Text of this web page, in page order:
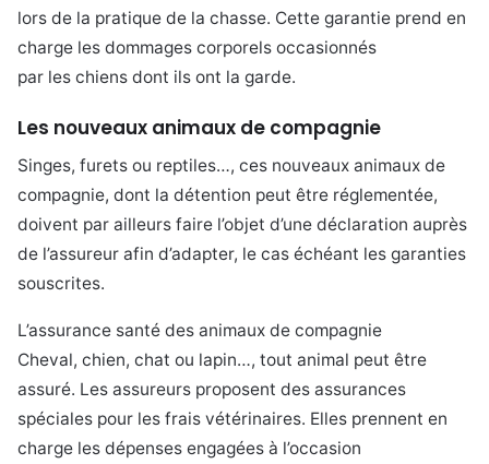
lors de la pratique de la chasse. Cette garantie prend en
charge les dommages corporels occasionnés
par les chiens dont ils ont la garde.
Les nouveaux animaux de compagnie
Singes, furets ou reptiles…, ces nouveaux animaux de
compagnie, dont la détention peut être réglementée,
doivent par ailleurs faire l’objet d’une déclaration auprès
de l’assureur afin d’adapter, le cas échéant les garanties
souscrites.
L’assurance santé des animaux de compagnie
Cheval, chien, chat ou lapin…, tout animal peut être
assuré. Les assureurs proposent des assurances
spéciales pour les frais vétérinaires. Elles prennent en
charge les dépenses engagées à l’occasion